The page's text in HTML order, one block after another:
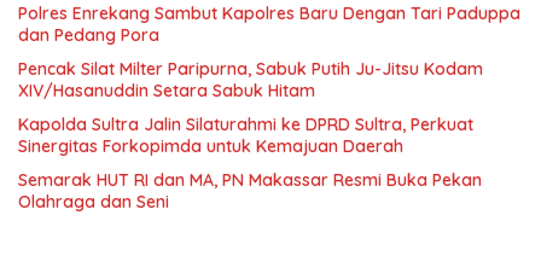
Polres Enrekang Sambut Kapolres Baru Dengan Tari Paduppa
dan Pedang Pora
Pencak Silat Milter Paripurna, Sabuk Putih Ju-Jitsu Kodam
XIV/Hasanuddin Setara Sabuk Hitam
Kapolda Sultra Jalin Silaturahmi ke DPRD Sultra, Perkuat
Sinergitas Forkopimda untuk Kemajuan Daerah
Semarak HUT RI dan MA, PN Makassar Resmi Buka Pekan
Olahraga dan Seni